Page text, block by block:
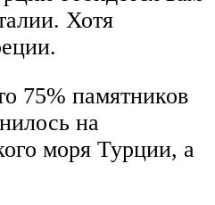
Хотя
75% памятников
на
моря Турции, а